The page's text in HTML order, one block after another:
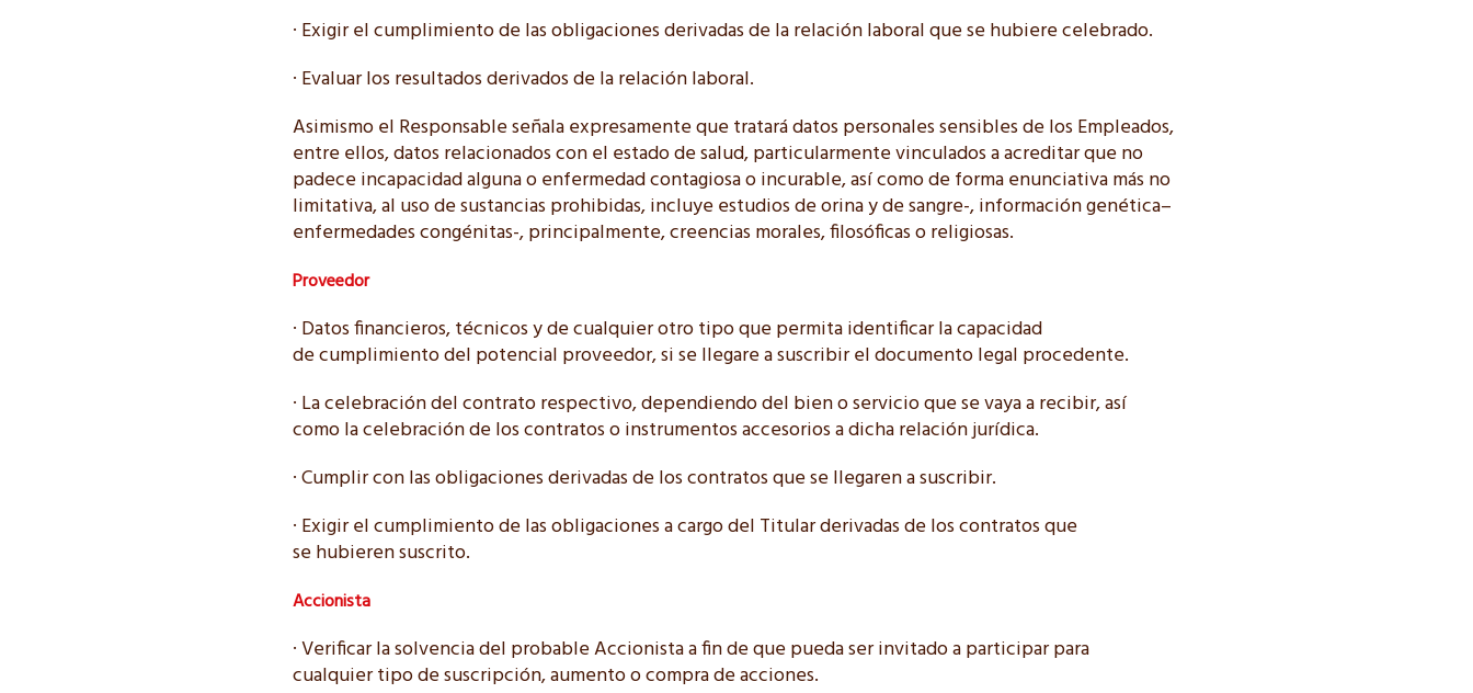
· Exigir el cumplimiento de las obligaciones derivadas de la relación laboral que se hubiere celebrado.
· Evaluar los resultados derivados de la relación laboral.
Asimismo el Responsable señala expresamente que tratará datos personales sensibles de los Empleados,
entre ellos, datos relacionados con el estado de salud, particularmente vinculados a acreditar que no
padece incapacidad alguna o enfermedad contagiosa o incurable, así como de forma enunciativa más no
limitativa, al uso de sustancias prohibidas, incluye estudios de orina y de sangre-, información genética–
enfermedades congénitas-, principalmente, creencias morales, filosóficas o religiosas.
Proveedor
· Datos financieros, técnicos y de cualquier otro tipo que permita identificar la capacidad
de cumplimiento del potencial proveedor, si se llegare a suscribir el documento legal procedente.
· La celebración del contrato respectivo, dependiendo del bien o servicio que se vaya a recibir, así
como la celebración de los contratos o instrumentos accesorios a dicha relación jurídica.
· Cumplir con las obligaciones derivadas de los contratos que se llegaren a suscribir.
· Exigir el cumplimiento de las obligaciones a cargo del Titular derivadas de los contratos que
se hubieren suscrito.
Accionista
· Verificar la solvencia del probable Accionista a fin de que pueda ser invitado a participar para
cualquier tipo de suscripción, aumento o compra de acciones.